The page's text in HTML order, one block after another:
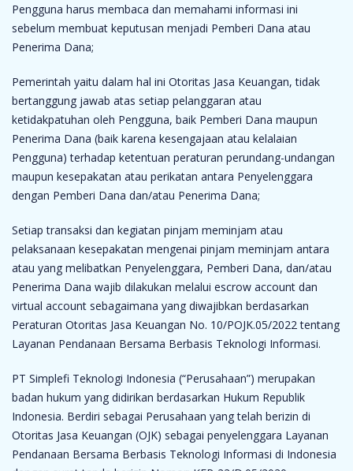
Pengguna harus membaca dan memahami informasi ini
sebelum membuat keputusan menjadi Pemberi Dana atau
Penerima Dana;
Pemerintah yaitu dalam hal ini Otoritas Jasa Keuangan, tidak
bertanggung jawab atas setiap pelanggaran atau
ketidakpatuhan oleh Pengguna, baik Pemberi Dana maupun
Penerima Dana (baik karena kesengajaan atau kelalaian
Pengguna) terhadap ketentuan peraturan perundang-undangan
maupun kesepakatan atau perikatan antara Penyelenggara
dengan Pemberi Dana dan/atau Penerima Dana;
Setiap transaksi dan kegiatan pinjam meminjam atau
pelaksanaan kesepakatan mengenai pinjam meminjam antara
atau yang melibatkan Penyelenggara, Pemberi Dana, dan/atau
Penerima Dana wajib dilakukan melalui escrow account dan
virtual account sebagaimana yang diwajibkan berdasarkan
Peraturan Otoritas Jasa Keuangan No. 10/POJK.05/2022 tentang
Layanan Pendanaan Bersama Berbasis Teknologi Informasi.
PT Simplefi Teknologi Indonesia (“Perusahaan”) merupakan
badan hukum yang didirikan berdasarkan Hukum Republik
Indonesia. Berdiri sebagai Perusahaan yang telah berizin di
Otoritas Jasa Keuangan (OJK) sebagai penyelenggara Layanan
Pendanaan Bersama Berbasis Teknologi Informasi di Indonesia